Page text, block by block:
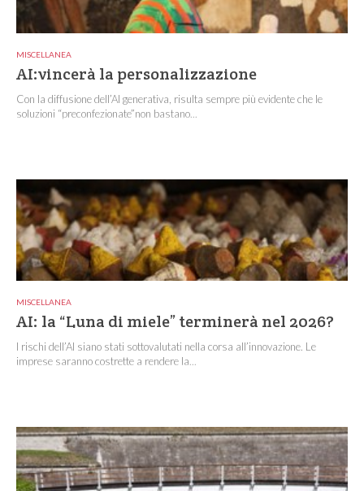
MISCELLANEA
AI:vincerà la personalizzazione
Con la diffusione dell’AI generativa, risulta sempre più evidente che le
soluzioni “preconfezionate”non bastano...
MISCELLANEA
AI: la “Luna di miele” terminerà nel 2026?
I rischi dell’AI siano stati sottovalutati nella corsa all’innovazione. Le
imprese saranno costrette a rendere la...